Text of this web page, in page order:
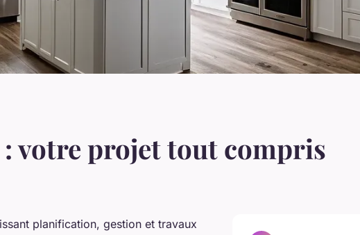
votre projet tout compris
planification, gestion et travaux